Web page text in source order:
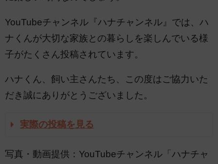
YouTubeチャンネル『ハナチャンネル』では、ハ
ナくんが大切な家族との暮らしを楽しんでいる様
子がたくさん投稿されています。
ハナくん、飼い主さんたち、この度はご協力いた
だき誠にありがとうございました。
実際の投稿を見る
写真・動画提供：YouTubeチャンネル「ハナチャ